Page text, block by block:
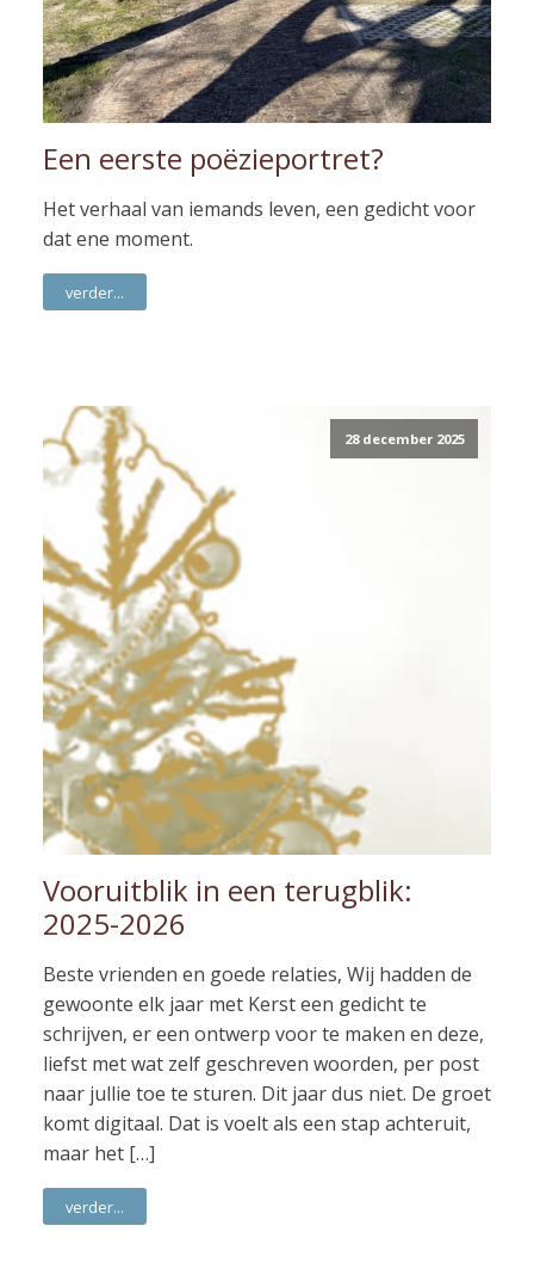
Een eerste poëzieportret?
Het verhaal van iemands leven, een gedicht voor
dat ene moment.
verder...
28 december 2025
Vooruitblik in een terugblik:
2025-2026
Beste vrienden en goede relaties, Wij hadden de
gewoonte elk jaar met Kerst een gedicht te
schrijven, er een ontwerp voor te maken en deze,
liefst met wat zelf geschreven woorden, per post
naar jullie toe te sturen. Dit jaar dus niet. De groet
komt digitaal. Dat is voelt als een stap achteruit,
maar het […]
verder...